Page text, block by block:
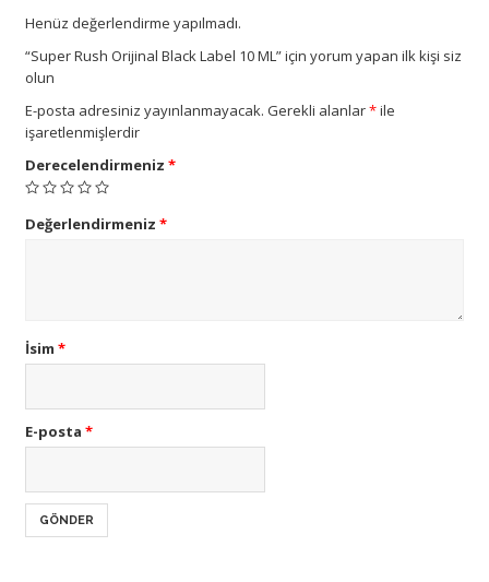
Henüz değerlendirme yapılmadı.
“Super Rush Orijinal Black Label 10 ML” için yorum yapan ilk kişi siz
olun
E-posta adresiniz yayınlanmayacak. Gerekli alanlar*ile
işaretlenmişlerdir
Derecelendirmeniz *
Değerlendirmeniz *
İsim *
E-posta *